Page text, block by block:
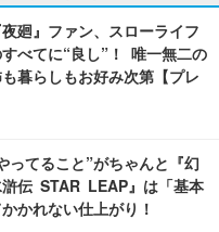
夜廻』ファン、スローライフ
べてに“良し”！ 唯一無二の
も暮らしもお好み次第【プレ
ってること”がちゃんと『幻
伝 STAR LEAP』は「基本
かれない仕上がり！